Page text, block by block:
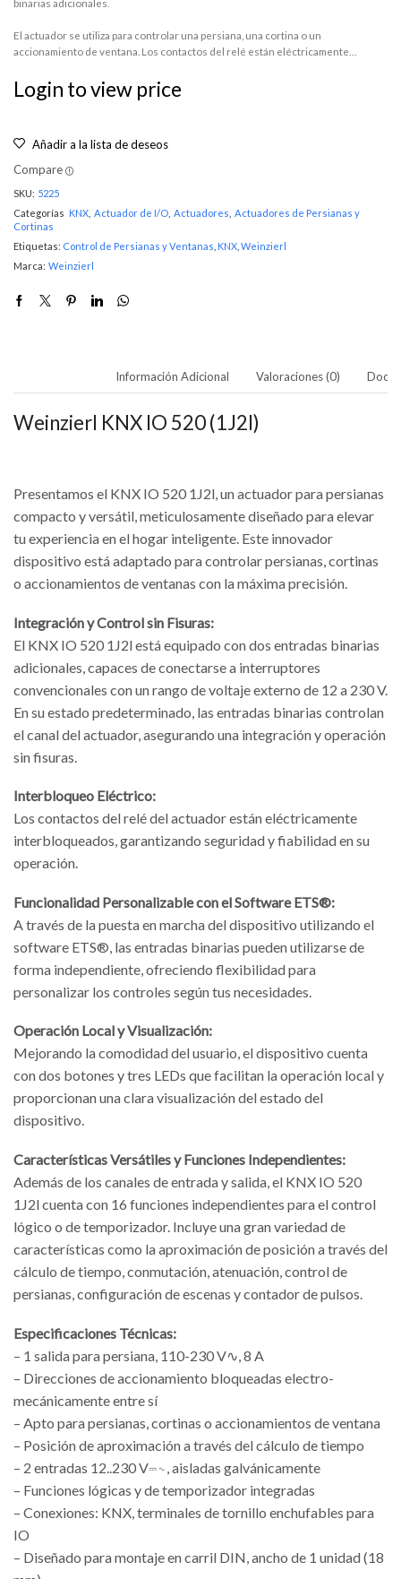
binarias adicionales.
El actuador se utiliza para controlar una persiana, una cortina o un
accionamiento de ventana. Los contactos del relé están eléctricamente…
Login to view price
Añadir a la lista de deseos
Compare
SKU: 5225
Categorías KNX Actuador de I/O Actuadores Actuadores de Persianas y
Cortinas
Etiquetas: Control de Persianas y Ventanas KNX Weinzierl
Marca: Weinzierl
Información Adicional Valoraciones (0)
Weinzierl KNX IO 520 (1J2I)
Presentamos el KNX IO 520 1J2l, un actuador para persianas
compacto y versátil, meticulosamente diseñado para elevar
tu experiencia en el hogar inteligente. Este innovador
dispositivo está adaptado para controlar persianas, cortinas
o accionamientos de ventanas con la máxima precisión.
Integración y Control sin Fisuras:
El KNX IO 520 1J2l está equipado con dos entradas binarias
adicionales, capaces de conectarse a interruptores
convencionales con un rango de voltaje externo de 12 a 230 V.
En su estado predeterminado, las entradas binarias controlan
el canal del actuador, asegurando una integración y operación
sin fisuras.
Interbloqueo Eléctrico:
Los contactos del relé del actuador están eléctricamente
interbloqueados, garantizando seguridad y fiabilidad en su
operación.
Funcionalidad Personalizable con el Software ETS®:
A través de la puesta en marcha del dispositivo utilizando el
software ETS®, las entradas binarias pueden utilizarse de
forma independiente, ofreciendo flexibilidad para
personalizar los controles según tus necesidades.
Operación Local y Visualización:
Mejorando la comodidad del usuario, el dispositivo cuenta
con dos botones y tres LEDs que facilitan la operación local y
proporcionan una clara visualización del estado del
dispositivo.
Características Versátiles y Funciones Independientes:
Además de los canales de entrada y salida, el KNX IO 520
1J2l cuenta con 16 funciones independientes para el control
lógico o de temporizador. Incluye una gran variedad de
características como la aproximación de posición a través del
cálculo de tiempo, conmutación, atenuación, control de
persianas, configuración de escenas y contador de pulsos.
Especificaciones Técnicas:
– 1 salida para persiana, 110-230 V∿, 8 A
– Direcciones de accionamiento bloqueadas electro-
mecánicamente entre sí
– Apto para persianas, cortinas o accionamientos de ventana
– Posición de aproximación a través del cálculo de tiempo
– 2 entradas 12..230 V⎓∿, aisladas galvánicamente
– Funciones lógicas y de temporizador integradas
– Conexiones: KNX, terminales de tornillo enchufables para
IO
– Diseñado para montaje en carril DIN, ancho de 1 unidad (18